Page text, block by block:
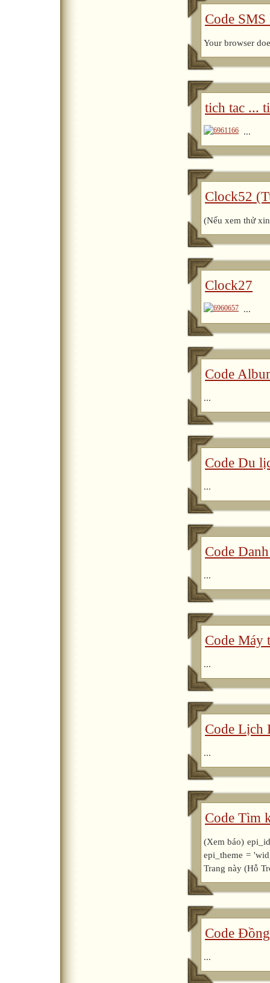
Code
Your browser
tich tac ...
...
Clock52
(Nếu xem thử
Clock27
...
Code
...
Code Du
...
Code
...
Code Máy
...
Code Lịch
...
Code Tìm
(Xem báo)
epi_theme =
Trang này (Hỗ
Code
...